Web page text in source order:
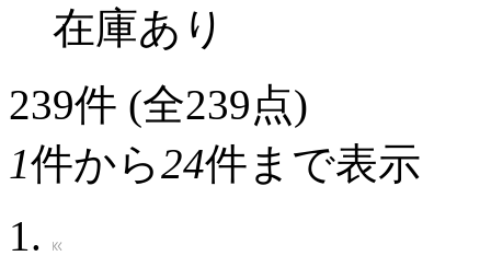
在庫あり
239件 (全239点)
1件から24件まで表示